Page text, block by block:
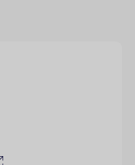
(ekstern lenke)